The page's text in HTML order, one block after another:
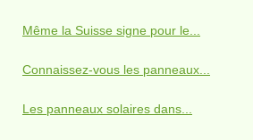
Même la Suisse signe pour le...
Connaissez-vous les panneaux...
Les panneaux solaires dans...